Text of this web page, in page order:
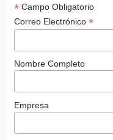
*Campo Obligatorio
Correo Electrónico *
Nombre Completo
Empresa